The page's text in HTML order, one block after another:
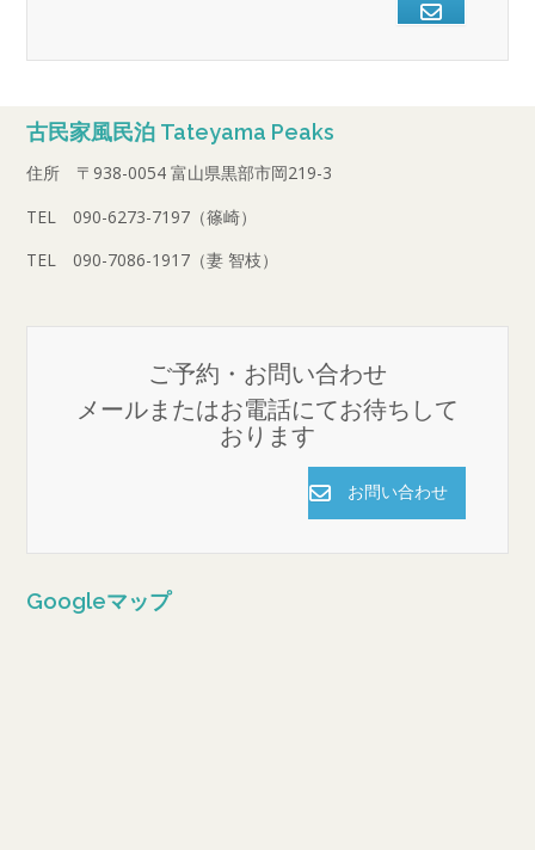
古民家風民泊 Tateyama Peaks
住所 〒938-0054 富山県黒部市岡219-3
TEL 090-6273-7197（篠崎）
TEL 090-7086-1917（妻 智枝）
ご予約・お問い合わせ
メールまたはお電話にてお待ちして
おります
お問い合わせ
Googleマップ